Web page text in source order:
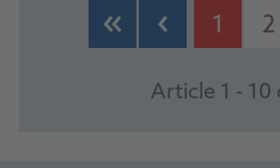
1 2
Article 1 - 10